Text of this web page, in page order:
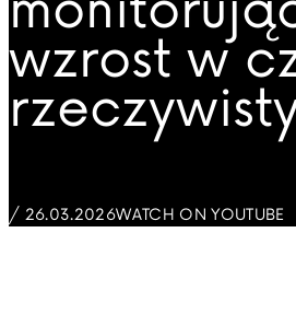
wzrost w
/ 26.03.2026WATCH ON YOUTUBE